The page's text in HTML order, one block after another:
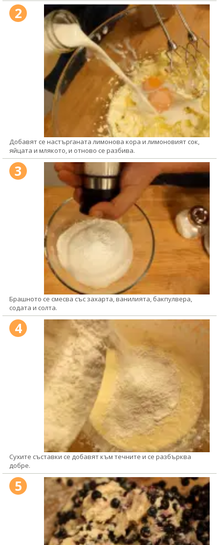
2
Добавят се настърганата лимонова кора и лимоновият сок,
яйцата и млякото, и отново се разбива.
3
Брашното се смесва със захарта, ванилията, бакпулвера,
содата и солта.
4
Сухите съставки се добавят към течните и се разбърква
добре.
5